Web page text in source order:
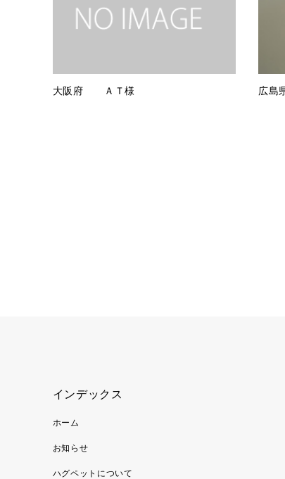
大阪府 ＡＴ様 広島
インデックス
ホーム
お知らせ
ハグペットについて